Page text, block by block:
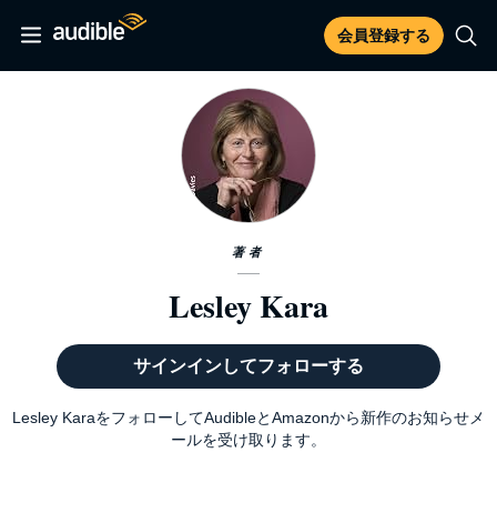
会員登録する
著者
Lesley Kara
サインインしてフォローする
Lesley KaraをフォローしてAudibleとAmazonから新作のお知らせメ
ールを受け取ります。